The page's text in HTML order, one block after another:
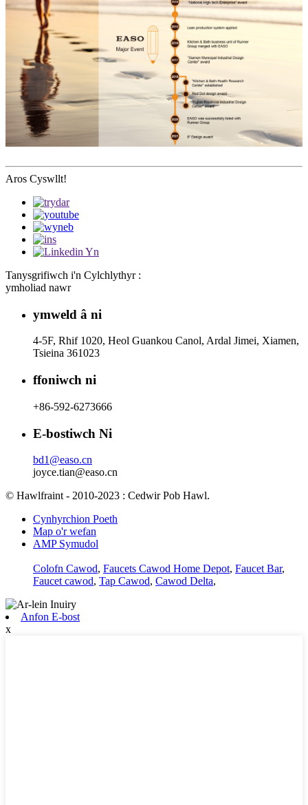
Aros Cyswllt!
Tanysgrifiwch i'n Cylchlythyr :
ymholiad nawr
ymweld â ni
4-5F, Rhif 1020, Heol Guankou Canol, Ardal Jimei, Xiamen,
Tsieina 361023
ffoniwch ni
+86-592-6273666
E-bostiwch Ni
bd1@easo.cn
joyce.tian@easo.cn
© Hawlfraint - 2010-2023 : Cedwir Pob Hawl.
Cynhyrchion Poeth
Map o'r wefan
AMP Symudol
Colofn Cawod, Faucets Cawod Home Depot, Faucet Bar,
Faucet cawod, Tap Cawod, Cawod Delta,
Anfon E-bost
x